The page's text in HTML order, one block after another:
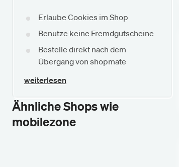
Erlaube Cookies im Shop
Benutze keine Fremdgutscheine
Bestelle direkt nach dem
Übergang von shopmate
weiterlesen
Ähnliche Shops wie
mobilezone